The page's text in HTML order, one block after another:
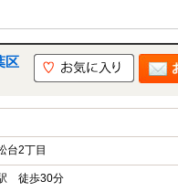
区
台2丁目
徒歩30分